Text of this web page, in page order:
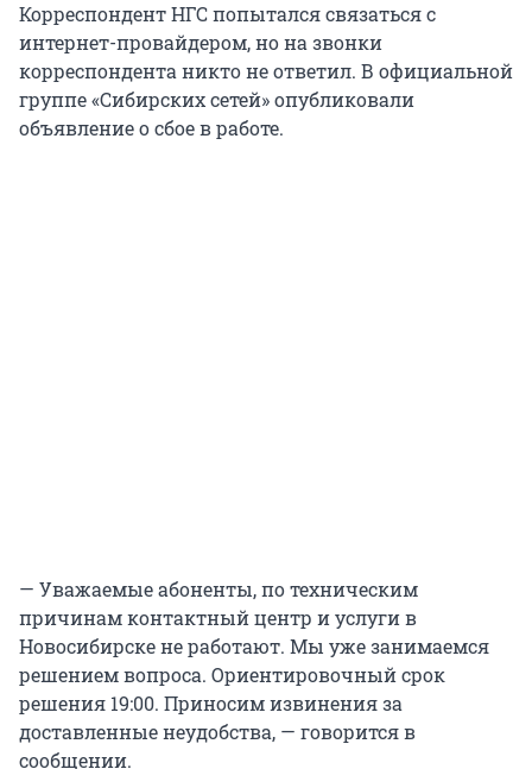
Корреспондент НГС попытался связаться с
интернет-провайдером, но на звонки
корреспондента никто не ответил. В официальной
группе «Сибирских сетей» опубликовали
объявление о сбое в работе.
— Уважаемые абоненты, по техническим
причинам контактный центр и услуги в
Новосибирске не работают. Мы уже занимаемся
решением вопроса. Ориентировочный срок
решения 19:00. Приносим извинения за
доставленные неудобства, — говорится в
сообщении.